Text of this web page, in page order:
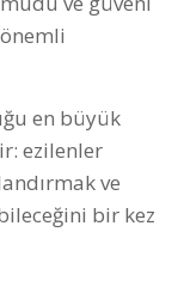
en büyük
ezilenler
ve
bir kez